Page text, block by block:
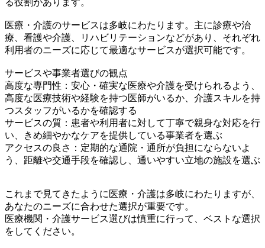
医療・介護のサービスは多岐にわたります。主に診療や治
療、看護や介護、リハビリテーションなどがあり、それぞれ
利用者のニーズに応じて最適なサービスが選択可能です。
サービスや事業者選びの観点
高度な専門性：安心・確実な医療や介護を受けられるよう、
高度な医療技術や経験を持つ医師がいるか、介護スキルを持
つスタッフがいるかを確認する
サービスの質：患者や利用者に対して丁寧で親身な対応を行
い、きめ細やかなケアを提供している事業者を選ぶ
アクセスの良さ：定期的な通院・通所が負担にならないよ
う、距離や交通手段を確認し、通いやすい立地の施設を選ぶ
これまで見てきたように医療・介護は多岐にわたりますが、
あなたのニーズに合わせた選択が重要です。
医療機関・介護サービス選びは慎重に行って、ベストな選択
をしてください。